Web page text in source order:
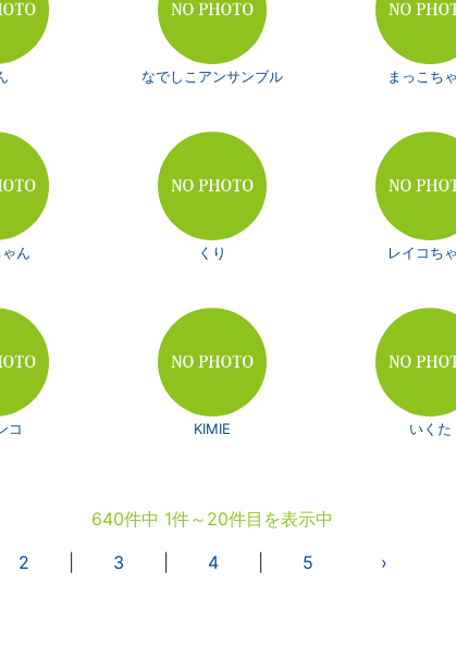
なでしこアンサンブル まっこち
ん くり レイコち
コ KIMIE いくた
640件中 1件～20件目を表示中
2 3 4 5 ›